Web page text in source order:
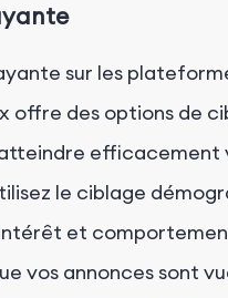
sur les
offre des options de
efficacement
le ciblage
et
vos annonces sont